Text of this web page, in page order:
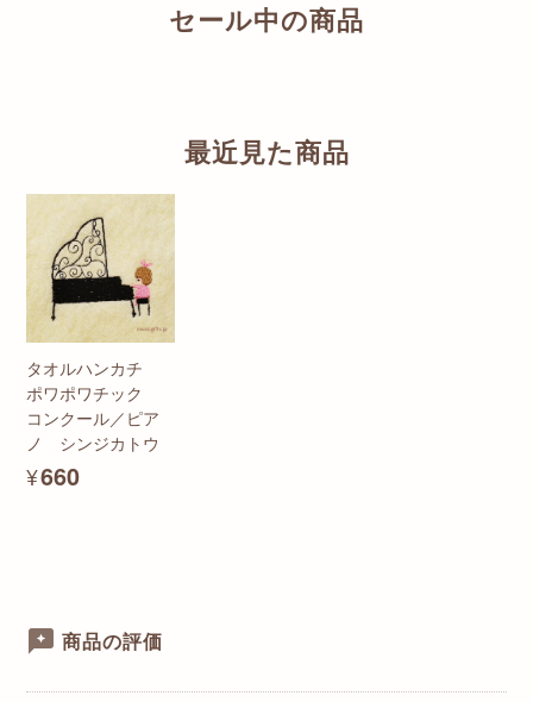
セール中の商品
最近見た商品
タオルハンカチ
ポワポワチック
コンクール／ピア
ノ シンジカトウ
¥660
商品の評価